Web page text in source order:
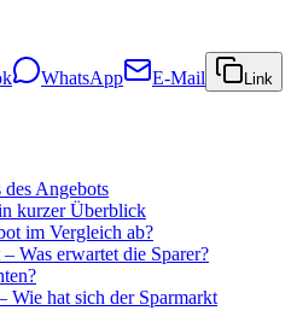
WhatsApp E-Mail Link
Angebots
kurzer Überblick
im Vergleich ab?
Was erwartet die Sparer?
Wie hat sich der Sparmarkt